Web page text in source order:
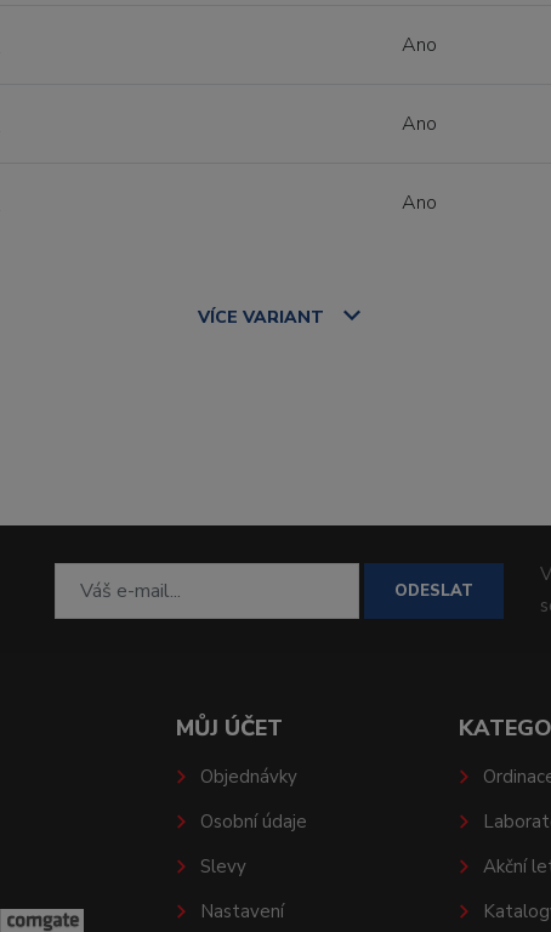
Ano
Ano
Ano
VÍCE VARIANT
ODESLAT
MŮJ ÚČET
Objednávky
Osobní údaje
Slevy
Nastavení
Akční